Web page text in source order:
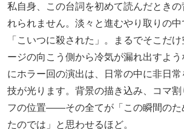
私自身、この台詞を初めて読んだとき
れられません。淡々と進むやり取りの
「こいつに殺された」。まるでそこだ
ージの向こう側から冷気が漏れ出すよ
にホラー回の演出は、日常の中に非日
技が光ります。背景の描き込み、コマ割
フの位置――その全てが「この瞬間のた
たのでは」と思わせるほど。